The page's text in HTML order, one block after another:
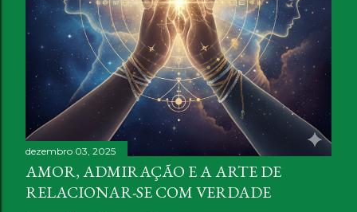
dezembro 03, 2025
AMOR, ADMIRAÇÃO E A ARTE DE
RELACIONAR-SE COM VERDADE